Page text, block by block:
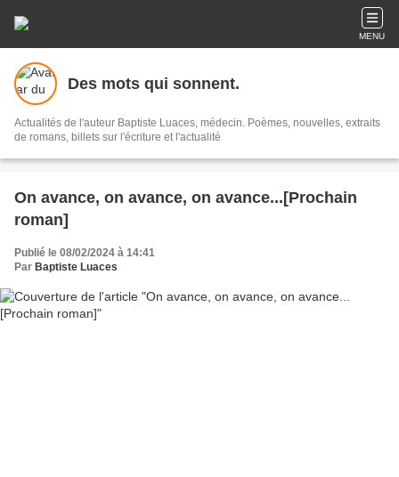
MENU
Des mots qui sonnent.
Actualités de l'auteur Baptiste Luaces, médecin. Poèmes, nouvelles, extraits
de romans, billets sur l'écriture et l'actualité
On avance, on avance, on avance...[Prochain
roman]
Publié le 08/02/2024 à 14:41
Par Baptiste Luaces